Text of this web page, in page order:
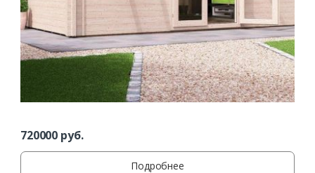
720000 руб.
Подробнее